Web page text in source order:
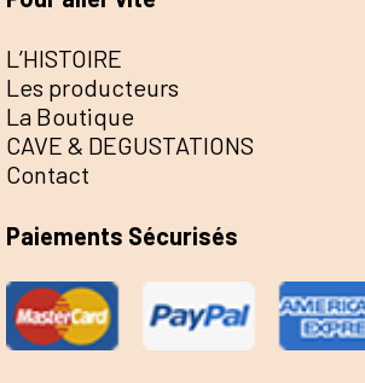
L’HISTOIRE
Les producteurs
La Boutique
CAVE & DEGUSTATIONS
Contact
Paiements Sécurisés